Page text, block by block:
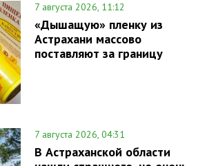
7 августа 2026, 11:12
«Дышащую» пленку из
Астрахани массово
поставляют за границу
7 августа 2026, 04:31
В Астраханской области